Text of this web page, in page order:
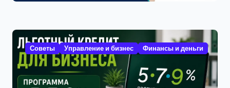
Советы Управление и бизнес Финансы и деньги